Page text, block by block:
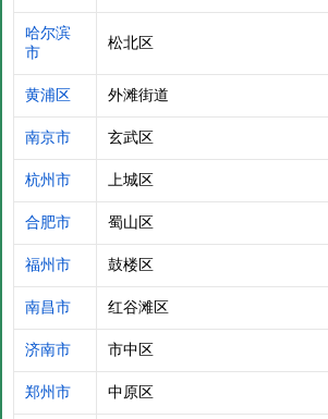
哈尔滨
市
松北区
黄浦区 外滩街道
南京市 玄武区
杭州市 上城区
合肥市 蜀山区
福州市 鼓楼区
南昌市 红谷滩区
济南市 市中区
郑州市 中原区